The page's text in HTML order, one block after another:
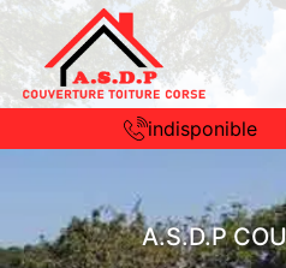
indisponible
A.S.D.P